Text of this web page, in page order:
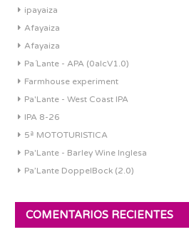
ipayaiza
Afayaiza
Afayaiza
Pa´Lante - APA (0alcV1.0)
Farmhouse experiment
Pa'Lante - West Coast IPA
IPA 8-26
5ª MOTOTURISTICA
Pa'Lante - Barley Wine Inglesa
Pa’Lante DoppelBock (2.0)
COMENTARIOS RECIENTES